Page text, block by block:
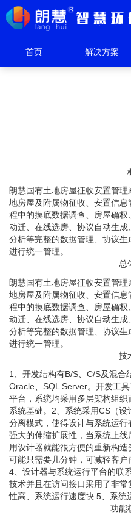
首页 解决方案
朗慧国有土地房屋征收安置管
地房屋及附属物征收、安置信
程中的摸底数据调查、房屋确
动迁、在线选房、协议自动生
分析等完整的数据管理、协议
进行统一管理。
总
朗慧国有土地房屋征收安置管
地房屋及附属物征收、安置信
程中的摸底数据调查、房屋确
动迁、在线选房、协议自动生
分析等完整的数据管理、协议
进行统一管理。
技
1、开发结构有B/S、C/S及混合
Oracle、SQL Server。开发工
平台，系统均采用多层架构组
系统基础。2、系统采用CS（
分离模式，使得设计与系统运
强大的伸缩扩展性，当系统上
用设计器就能很方便的重新构
可能只需要几分钟，可减轻客户
4、设计器与系统运行平台的联
技术并且在访问接口采用了非
性高、系统运行速度快 5、系统
功能